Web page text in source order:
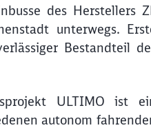
des Herstellers
unterwegs.
Bestandteil
ULTIMO ist
autonom
werden?